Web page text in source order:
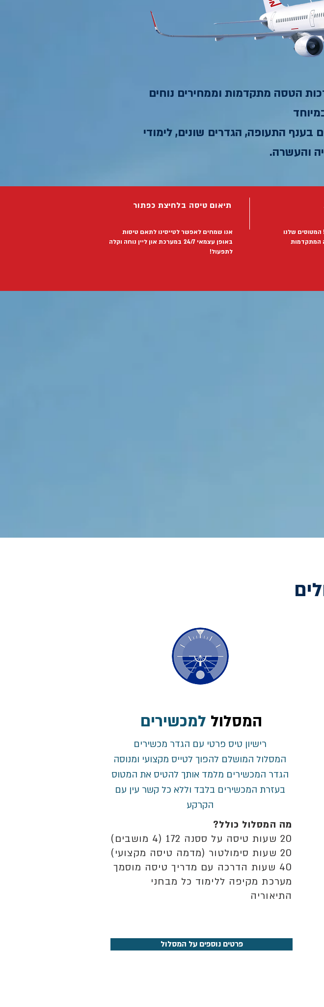
הטסה מתקדמות וממחירים נוחים
בענף התעופה, הגדרים שונים, לימודי
והעשרה.
תיאום טיסה בלחיצת כפתור
אנו שמחים לאפשר לטייסינו לתאם טיסות
באופן עצמאי 24/7
במערכת און ליין נוחה וקלה
לתפעול!
שלנו
המתקדמות
המסלול למכשירים
מה המסלול כולל?
20 שעות טיסה על ססנה 172 (4 מושבים)
20 שעות סימולטור (מדמה טיסה מקצועי)
40 שעות הדרכה עם מדריך טיסה מוסמך
מערכת מקיפה ללימוד כל מבחני
התיאוריה
פרטים נוספים על המסלול
רישיון טיס פרטי עם הגדר מכשירים
המסלול המושלם להפוך לטייס מקצועי ומנוסה
הגדר המכשירים מלמד אותך להטיס את המטוס
בעזרת המכשירים בלבד וללא כל קשר עין עם
הקרקע